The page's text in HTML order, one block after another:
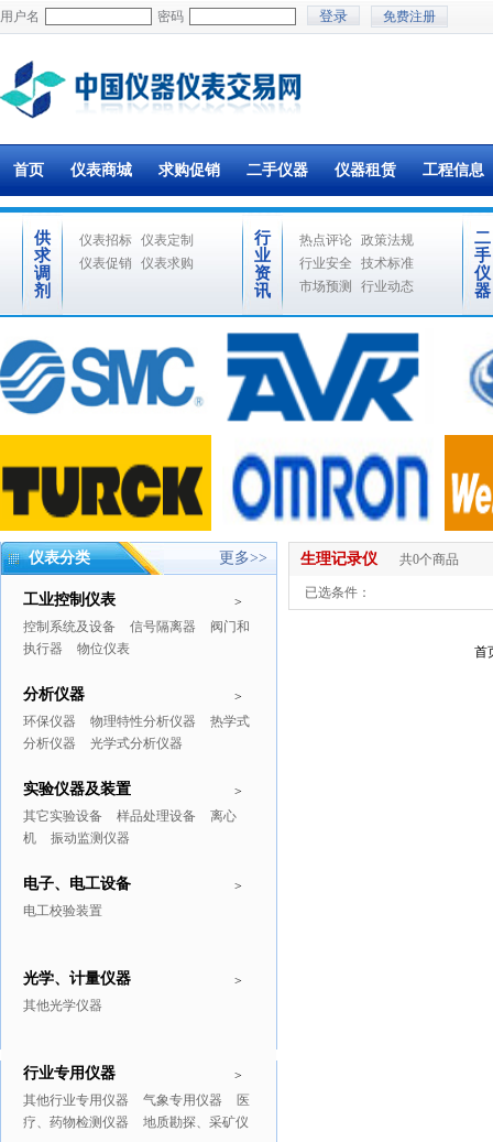
用户名 密码 免费注册
首页 仪表商城 求购促销 二手仪器 仪器租赁 工程信息
供
求
调
剂
仪表招标 仪表定制
仪表促销
仪表求购
行
业
资
讯
热点评论 政策法规
行业安全
技术标准
市场预测
行业动态
二
手
仪
器
仪表分类 更多>>
>
工业控制仪表
控制系统及设备 信号隔离器
阀门和
执行器
物位仪表
>
分析仪器
环保仪器 物理特性分析仪器
热学式
分析仪器
光学式分析仪器
>
实验仪器及装置
其它实验设备 样品处理设备
离心
机
振动监测仪器
>
电子、电工设备
电工校验装置
>
光学、计量仪器
其他光学仪器
>
行业专用仪器
其他行业专用仪器 气象专用仪器
医
疗、药物检测仪器
地质勘探、采矿仪
推广商品 更多>>
生理记录仪 共0个商品
已选条件：
首